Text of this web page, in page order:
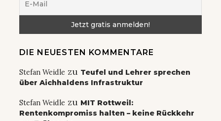
DIE NEUESTEN KOMMENTARE
Stefan Weidle zu Teufel und Lehrer sprechen
über Aichhaldens Infrastruktur
Stefan Weidle zu MIT Rottweil:
Rentenkompromiss halten – keine Rückkehr